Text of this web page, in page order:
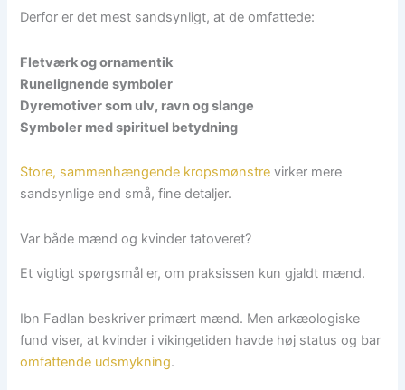
Derfor er det mest sandsynligt, at de omfattede:
Fletværk og ornamentik
Runelignende symboler
Dyremotiver som ulv, ravn og slange
Symboler med spirituel betydning
Store, sammenhængende kropsmønstre virker mere
sandsynlige end små, fine detaljer.
Var både mænd og kvinder tatoveret?
Et vigtigt spørgsmål er, om praksissen kun gjaldt mænd.
Ibn Fadlan beskriver primært mænd. Men arkæologiske
fund viser, at kvinder i vikingetiden havde høj status og bar
omfattende udsmykning.